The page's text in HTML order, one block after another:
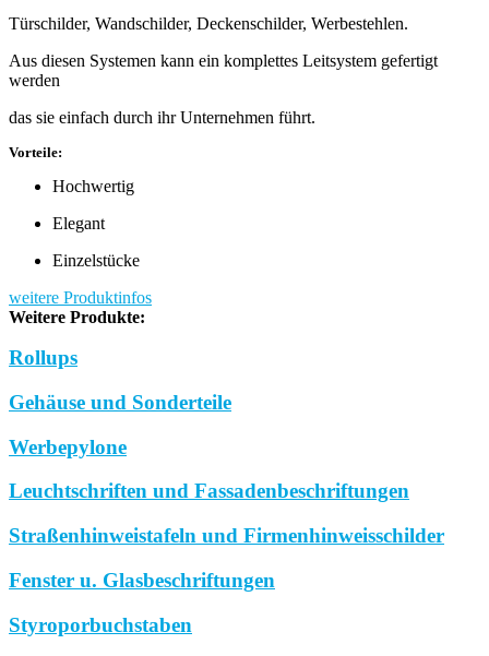
Türschilder, Wandschilder, Deckenschilder, Werbestehlen.
Aus diesen Systemen kann ein komplettes Leitsystem gefertigt
werden
das sie einfach durch ihr Unternehmen führt.
Vorteile:
Hochwertig
Elegant
Einzelstücke
weitere Produktinfos
Weitere Produkte:
Rollups
Gehäuse und Sonderteile
Werbepylone
Leuchtschriften und Fassadenbeschriftungen
Straßenhinweistafeln und Firmenhinweisschilder
Fenster u. Glasbeschriftungen
Styroporbuchstaben